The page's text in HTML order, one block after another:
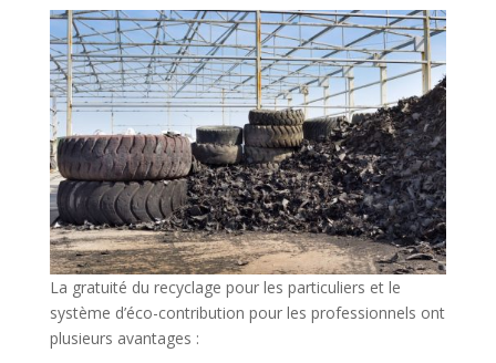
La gratuité du recyclage pour les particuliers et le
système d’éco-contribution pour les professionnels ont
plusieurs avantages :